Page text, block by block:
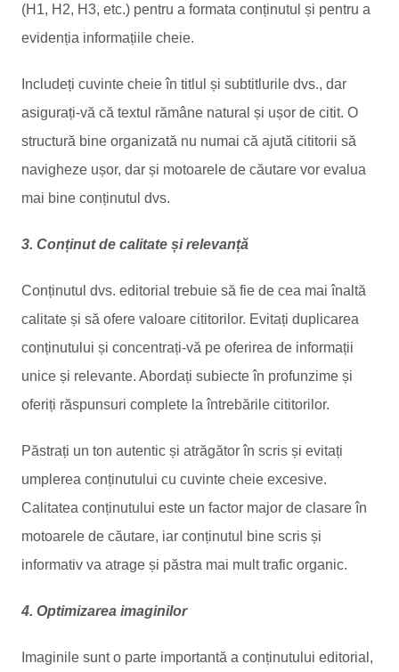
(H1, H2, H3, etc.) pentru a formata conținutul și pentru a
evidenția informațiile cheie.
Includeți cuvinte cheie în titlul și subtitlurile dvs., dar
asigurați-vă că textul rămâne natural și ușor de citit. O
structură bine organizată nu numai că ajută cititorii să
navigheze ușor, dar și motoarele de căutare vor evalua
mai bine conținutul dvs.
3. Conținut de calitate și relevanță
Conținutul dvs. editorial trebuie să fie de cea mai înaltă
calitate și să ofere valoare cititorilor. Evitați duplicarea
conținutului și concentrați-vă pe oferirea de informații
unice și relevante. Abordați subiecte în profunzime și
oferiți răspunsuri complete la întrebările cititorilor.
Păstrați un ton autentic și atrăgător în scris și evitați
umplerea conținutului cu cuvinte cheie excesive.
Calitatea conținutului este un factor major de clasare în
motoarele de căutare, iar conținutul bine scris și
informativ va atrage și păstra mai mult trafic organic.
4. Optimizarea imaginilor
Imaginile sunt o parte importantă a conținutului editorial,